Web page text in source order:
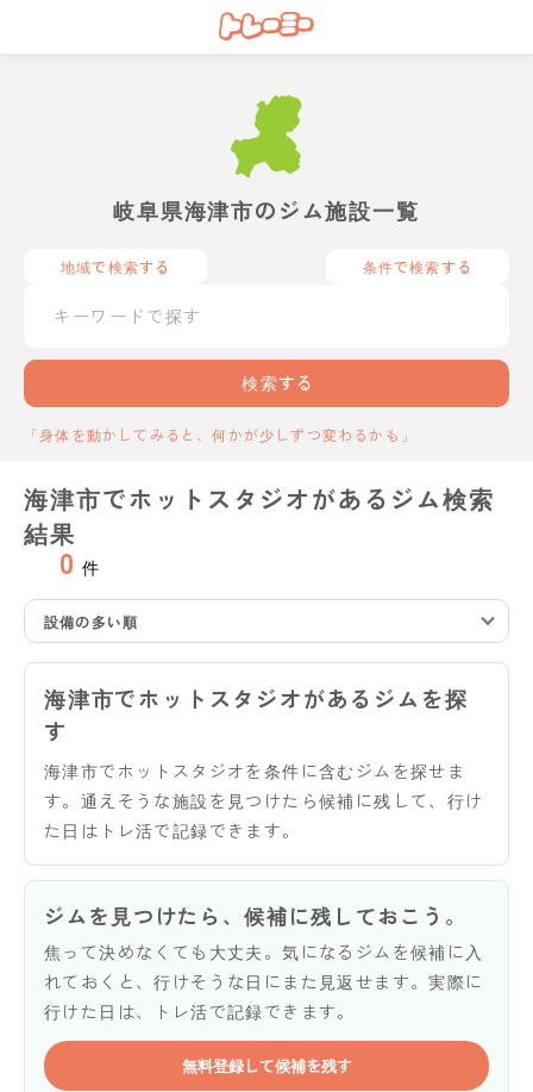
岐阜県海津市のジム施設一覧
地域で検索する 条件で検索する
検索する
「身体を動かしてみると、何かが少しずつ変わるかも」
海津市でホットスタジオがあるジム検索
結果
0 件
設備の多い順
海津市でホットスタジオがあるジムを探
す
海津市でホットスタジオを条件に含むジムを探せま
す。通えそうな施設を見つけたら候補に残して、行け
た日はトレ活で記録できます。
ジムを見つけたら、候補に残しておこう。
焦って決めなくても大丈夫。気になるジムを候補に入
れておくと、行けそうな日にまた見返せます。実際に
行けた日は、トレ活で記録できます。
無料登録して候補を残す